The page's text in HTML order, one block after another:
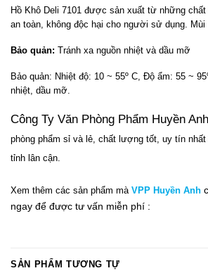
Hồ Khô Deli 7101 được sản xuất từ những
an toàn, không độc hại cho người sử dụng. Mùi
Bảo quản: Tránh xa nguồn nhiệt và dầu mỡ
Bảo quản: Nhiệt độ: 10 ~ 55º C, Độ ẩm: 55 ~
nhiệt, dầu mỡ.
Công Ty Văn Phòng Phẩm Huyền Anh
phòng phẩm sỉ và lẻ, chất lượng tốt, uy tín nhất
tỉnh lân cận.
Xem thêm các sản phẩm mà VPP Huyền Anh
ngay để được tư vấn miễn phí :
SẢN PHẨM TƯƠNG TỰ